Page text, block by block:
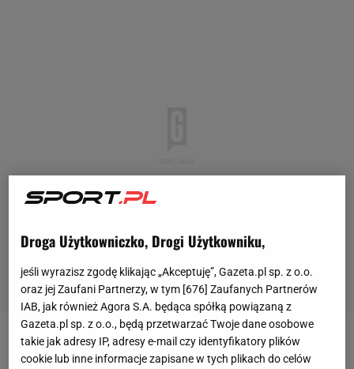
IIHF
Droga Użytkowniczko, Drogi Użytkowniku,
jeśli wyrazisz zgodę klikając „Akceptuję”, Gazeta.pl sp. z o.o.
oraz jej Zaufani Partnerzy, w tym [676] Zaufanych Partnerów
IAB, jak również Agora S.A. będąca spółką powiązaną z
Gazeta.pl sp. z o.o., będą przetwarzać Twoje dane osobowe
takie jak adresy IP, adresy e-mail czy identyfikatory plików
cookie lub inne informacje zapisane w tych plikach do celów